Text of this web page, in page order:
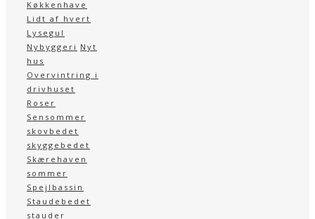
Køkkenhave
Lidt af hvert
Lysegul
Nybyggeri Nyt
hus
Overvintring i
drivhuset
Roser
Sensommer
skovbedet
skyggebedet
Skærehaven
sommer
Spejlbassin
Staudebedet
stauder